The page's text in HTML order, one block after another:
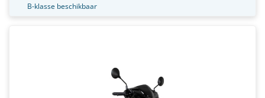
B-klasse beschikbaar